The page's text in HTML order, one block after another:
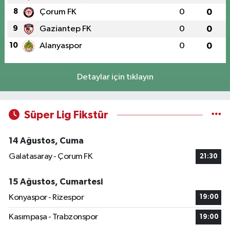
8 Çorum FK 0 0
9 Gaziantep FK 0 0
10 Alanyaspor 0 0
Detaylar için tıklayın
Süper Lig Fikstür
14 Ağustos, Cuma
Galatasaray - Çorum FK
21:30
15 Ağustos, Cumartesi
Konyaspor - Rizespor
19:00
Kasımpaşa - Trabzonspor 19:00